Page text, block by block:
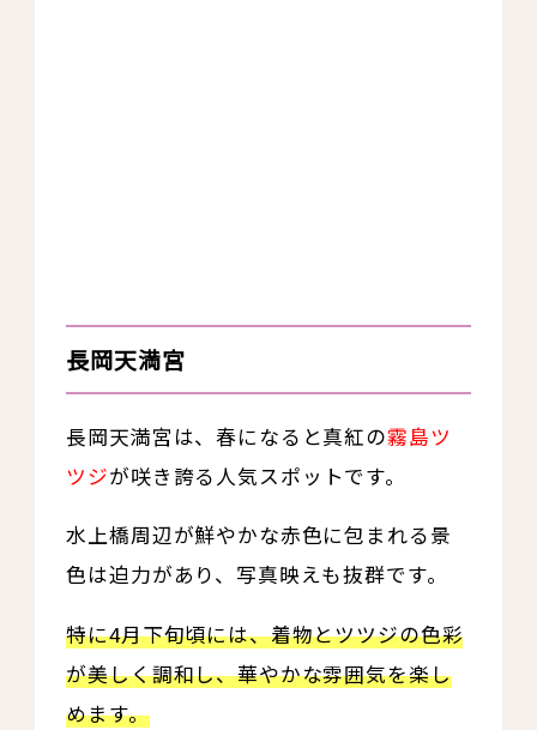
長岡天満宮
長岡天満宮は、春になると真紅の霧島ツ
ツジが咲き誇る人気スポットです。
水上橋周辺が鮮やかな赤色に包まれる景
色は迫力があり、写真映えも抜群です。
特に4月下旬頃には、着物とツツジの色彩
が美しく調和し、華やかな雰囲気を楽し
めます。